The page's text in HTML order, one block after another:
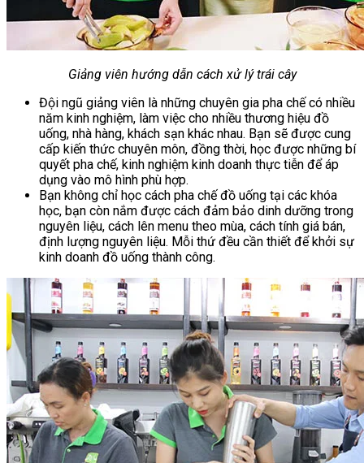
Giảng viên hướng dẫn cách xử lý trái cây
Đội ngũ giảng viên là những chuyên gia pha chế có nhiều
năm kinh nghiệm, làm việc cho nhiều thương hiệu đồ
uống, nhà hàng, khách sạn khác nhau. Bạn sẽ được cung
cấp kiến thức chuyên môn, đồng thời, học được những bí
quyết pha chế, kinh nghiệm kinh doanh thực tiễn để áp
dụng vào mô hình phù hợp.
Bạn không chỉ học cách pha chế đồ uống tại các khóa
học, bạn còn nắm được cách đảm bảo dinh dưỡng trong
nguyên liệu, cách lên menu theo mùa, cách tính giá bán,
định lượng nguyên liệu. Mỗi thứ đều cần thiết để khởi sự
kinh doanh đồ uống thành công.